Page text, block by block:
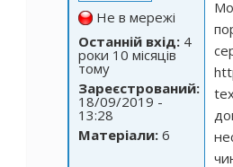
Не в мережі
Останній вхід: 4
роки 10 місяців
тому
Зареєстрований:
18/09/2019 -
13:28
Матеріали: 6